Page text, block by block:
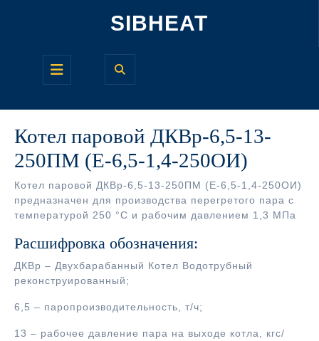
SIBHEAT
Кнопка
Котел паровой ДКВр-6,5-13-
250ПМ (Е-6,5-1,4-250ОИ)
Котел паровой ДКВр-6,5-13-250ПМ (Е-6,5-1,4-250ОИ)
предназначен для производства перегретого пара с
температурой 250 °С и рабочим давлением 1,3 МПа
Расшифровка обозначения:
ДКВр – Двухбарабанный Котел Водотрубный
реконструированный;
6,5 – паропроизводительность, т/ч;
13 – рабочее давление пара на выходе котла, кгс/